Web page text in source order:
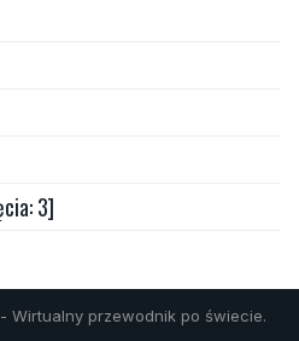
3]
- Wirtualny przewodnik po świecie.